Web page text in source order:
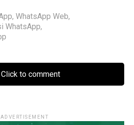
, WhatsApp Web,
WhatsApp,
Click to comment
ADVERTISEMENT